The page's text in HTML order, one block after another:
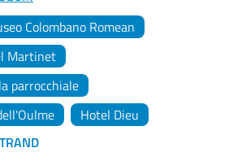
Colombano Romean
Martinet
parrocchiale
Hotel Dieu